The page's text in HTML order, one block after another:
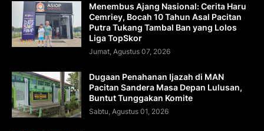
Menembus Ajang Nasional: Cerita Haru
Cemriey, Bocah 10 Tahun Asal Pacitan
Putra Tukang Tambal Ban yang Lolos
Liga TopSkor
Jumat, Agustus 07, 2026
Dugaan Penahanan Ijazah di MAN
Pacitan Sandera Masa Depan Lulusan,
Buntut Tunggakan Komite
Sabtu, Agustus 01, 2026